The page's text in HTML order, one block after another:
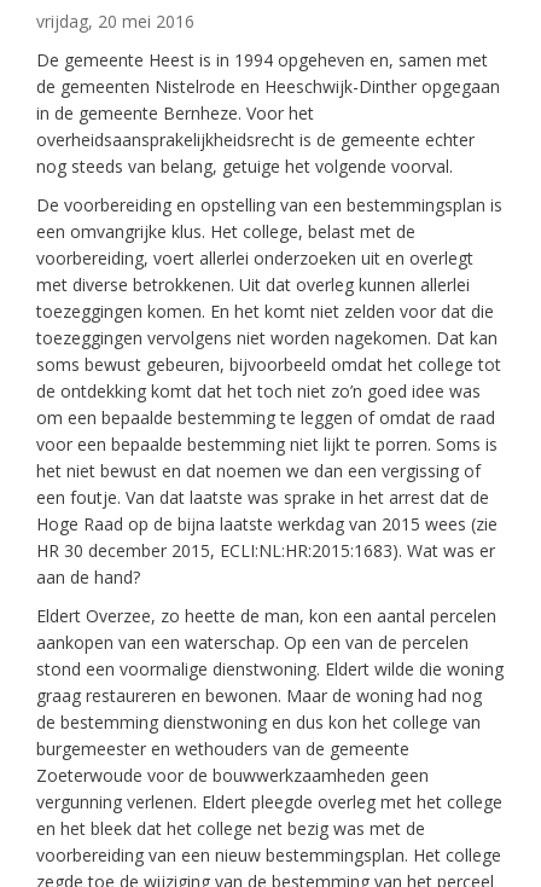
vrijdag, 20 mei 2016
De gemeente Heest is in 1994 opgeheven en, samen met
de gemeenten Nistelrode en Heeschwijk-Dinther opgegaan
in de gemeente Bernheze. Voor het
overheidsaansprakelijkheidsrecht is de gemeente echter
nog steeds van belang, getuige het volgende voorval.
De voorbereiding en opstelling van een bestemmingsplan is
een omvangrijke klus. Het college, belast met de
voorbereiding, voert allerlei onderzoeken uit en overlegt
met diverse betrokkenen. Uit dat overleg kunnen allerlei
toezeggingen komen. En het komt niet zelden voor dat die
toezeggingen vervolgens niet worden nagekomen. Dat kan
soms bewust gebeuren, bijvoorbeeld omdat het college tot
de ontdekking komt dat het toch niet zo’n goed idee was
om een bepaalde bestemming te leggen of omdat de raad
voor een bepaalde bestemming niet lijkt te porren. Soms is
het niet bewust en dat noemen we dan een vergissing of
een foutje. Van dat laatste was sprake in het arrest dat de
Hoge Raad op de bijna laatste werkdag van 2015 wees (zie
HR 30 december 2015, ECLI:NL:HR:2015:1683). Wat was er
aan de hand?
Eldert Overzee, zo heette de man, kon een aantal percelen
aankopen van een waterschap. Op een van de percelen
stond een voormalige dienstwoning. Eldert wilde die woning
graag restaureren en bewonen. Maar de woning had nog
de bestemming dienstwoning en dus kon het college van
burgemeester en wethouders van de gemeente
Zoeterwoude voor de bouwwerkzaamheden geen
vergunning verlenen. Eldert pleegde overleg met het college
en het bleek dat het college net bezig was met de
voorbereiding van een nieuw bestemmingsplan. Het college
zegde toe de wijziging van de bestemming van het perceel